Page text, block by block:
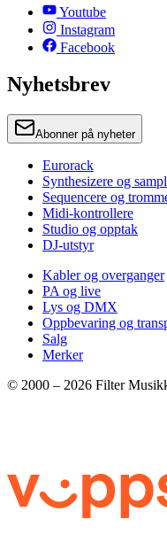
Youtube
Instagram
Facebook
Nyhetsbrev
Abonner på nyheter
Eurorack
Synthesizere og
Sequencere og
Midi-kontrollere
Studio og opptak
DJ-utstyr
Kabler og overganger
PA og live
Lys og DMX
Oppbevaring og
Salg
Merker
© 2000 – 2026 Filter